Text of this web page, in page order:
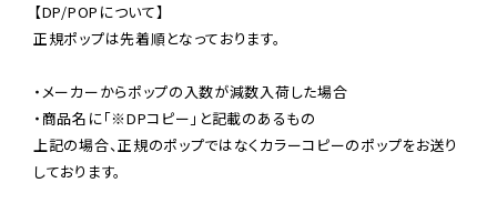
【DP/POPについて】
正規ポップは先着順となっております。
・メーカーからポップの入数が減数入荷した場合
・商品名に「※DPコピー」と記載のあるもの
上記の場合、正規のポップではなくカラーコピーのポップをお送り
しております。